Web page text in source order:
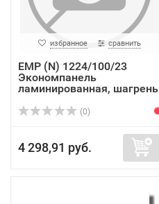
избранное сравнить
EMP (N) 1224/100/23
Экономпанель
ламинированная, шагрень
(0)
4 298,91 руб.